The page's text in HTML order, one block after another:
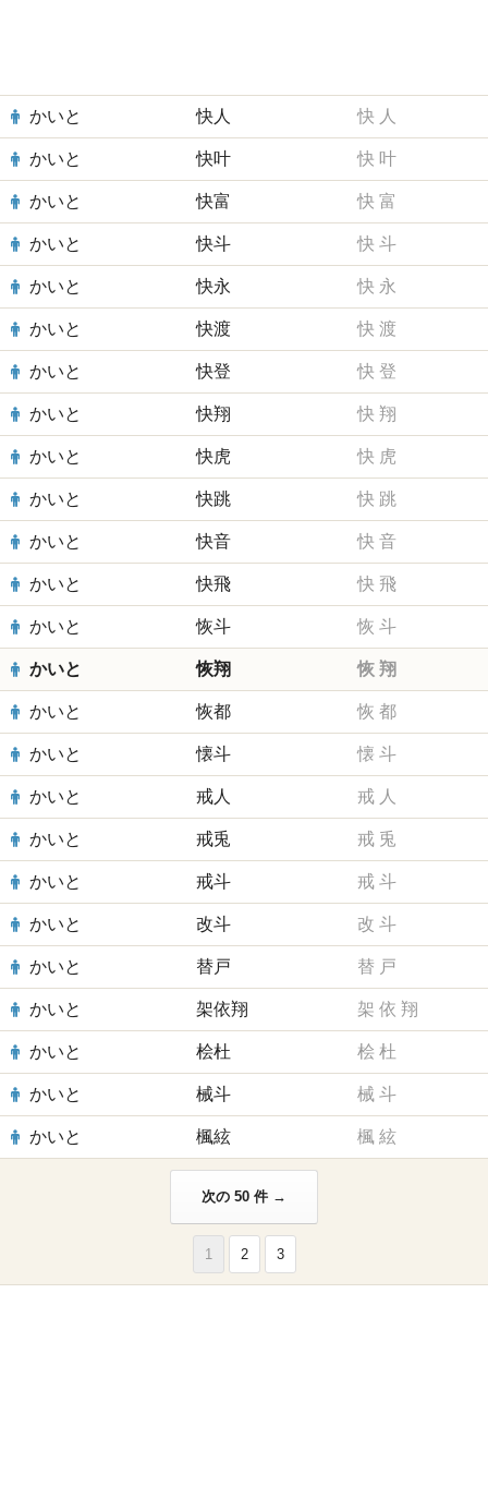
かいと 快人 快 人
かいと 快叶 快 叶
かいと 快富 快 富
かいと 快斗 快 斗
かいと 快永 快 永
かいと 快渡 快 渡
かいと 快登 快 登
かいと 快翔 快 翔
かいと 快虎 快 虎
かいと 快跳 快 跳
かいと 快音 快 音
かいと 快飛 快 飛
かいと 恢斗 恢 斗
かいと 恢翔 恢 翔
かいと 恢都 恢 都
かいと 懐斗 懐 斗
かいと 戒人 戒 人
かいと 戒兎 戒 兎
かいと 戒斗 戒 斗
かいと 改斗 改 斗
かいと 替戸 替 戸
かいと 架依翔 架 依 翔
かいと 桧杜 桧 杜
かいと 械斗 械 斗
かいと 楓絃 楓 絃
次の 50 件 →
1 2 3